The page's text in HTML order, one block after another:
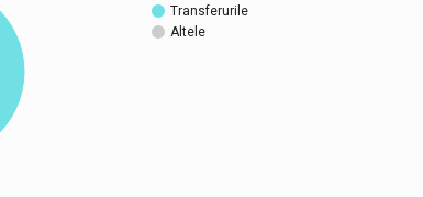
Transferurile
Altele